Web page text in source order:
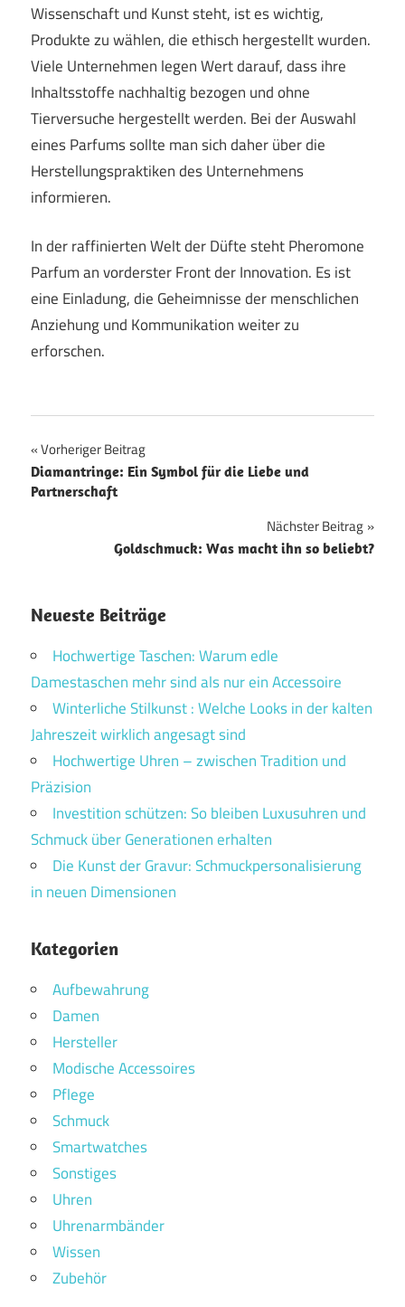
Wissenschaft und Kunst steht, ist es wichtig,
Produkte zu wählen, die ethisch hergestellt wurden.
Viele Unternehmen legen Wert darauf, dass ihre
Inhaltsstoffe nachhaltig bezogen und ohne
Tierversuche hergestellt werden. Bei der Auswahl
eines Parfums sollte man sich daher über die
Herstellungspraktiken des Unternehmens
informieren.
In der raffinierten Welt der Düfte steht Pheromone
Parfum an vorderster Front der Innovation. Es ist
eine Einladung, die Geheimnisse der menschlichen
Anziehung und Kommunikation weiter zu
erforschen.
Beitragsnavigation
Vorheriger Beitrag
Diamantringe: Ein Symbol für die Liebe und
Partnerschaft
Nächster Beitrag
Goldschmuck: Was macht ihn so beliebt?
Neueste Beiträge
Hochwertige Taschen: Warum edle
Damestaschen mehr sind als nur ein Accessoire
Winterliche Stilkunst : Welche Looks in der kalten
Jahreszeit wirklich angesagt sind
Hochwertige Uhren – zwischen Tradition und
Präzision
Investition schützen: So bleiben Luxusuhren und
Schmuck über Generationen erhalten
Die Kunst der Gravur: Schmuckpersonalisierung
in neuen Dimensionen
Kategorien
Aufbewahrung
Damen
Hersteller
Modische Accessoires
Pflege
Schmuck
Smartwatches
Sonstiges
Uhren
Uhrenarmbänder
Wissen
Zubehör